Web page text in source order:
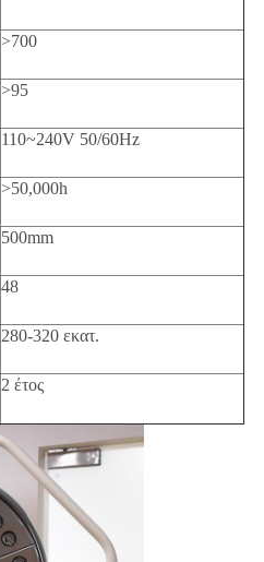
>700
>95
110~240V 50/60Hz
>50,000h
500mm
48
280-320 εκατ.
2 έτος